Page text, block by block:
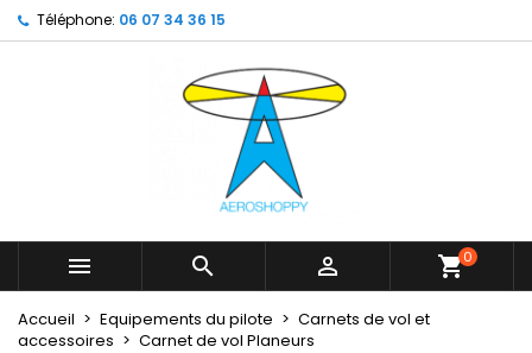
Téléphone: 06 07 34 36 15
   shopping_cart0
Accueil Equipements du pilote
Carnets de vol et
accessoires
Carnet de vol Planeurs
My wishlists ×
Create new list
Créer une liste d'envies ×
Nom de la liste d'envies
Connexion ×
Vous devez être connecté pour ajouter des produits
Annuler